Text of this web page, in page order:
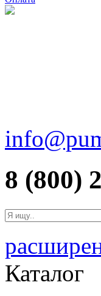
8 (800)
Каталог